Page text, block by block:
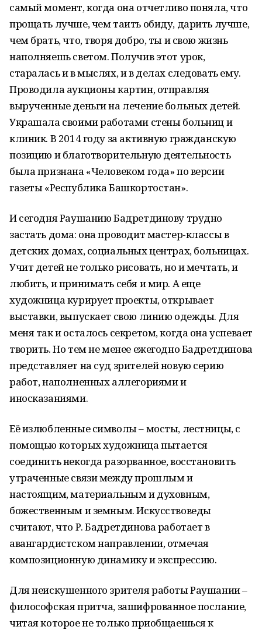
самый момент, когда она отчетливо поняла, что
прощать лучше, чем таить обиду, дарить лучше,
чем брать, что, творя добро, ты и свою жизнь
наполняешь светом. Получив этот урок,
старалась и в мыслях, и в делах следовать ему.
Проводила аукционы картин, отправляя
вырученные деньги на лечение больных детей.
Украшала своими работами стены больниц и
клиник. В 2014 году за активную гражданскую
позицию и благотворительную деятельность
была признана «Человеком года» по версии
газеты «Республика Башкортостан».
И сегодня Раушанию Бадретдинову трудно
застать дома: она проводит мастер-классы в
детских домах, социальных центрах, больницах.
Учит детей не только рисовать, но и мечтать, и
любить, и принимать себя и мир. А еще
художница курирует проекты, открывает
выставки, выпускает свою линию одежды. Для
меня так и осталось секретом, когда она успевает
творить. Но тем не менее ежегодно Бадретдинова
представляет на суд зрителей новую серию
работ, наполненных аллегориями и
иносказаниями.
Её излюбленные символы – мосты, лестницы, с
помощью которых художница пытается
соединить некогда разорванное, восстановить
утраченные связи между прошлым и
настоящим, материальным и духовным,
божественным и земным. Искусствоведы
считают, что Р. Бадретдинова работает в
авангардистском направлении, отмечая
композиционную динамику и экспрессию.
Для неискушенного зрителя работы Раушании –
философская притча, зашифрованное послание,
читая которое не только приобщаешься к